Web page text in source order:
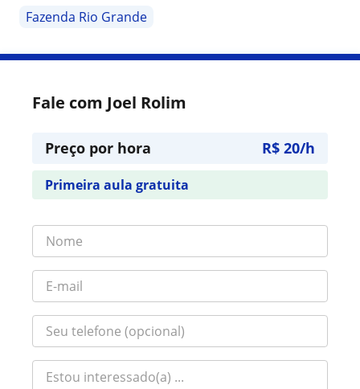
Fazenda Rio Grande
Fale com Joel Rolim
Preço por hora R$ 20/h
Primeira aula gratuita